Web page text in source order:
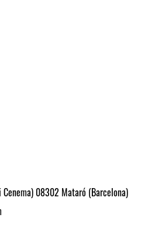
08302 Mataró (Barcelona)